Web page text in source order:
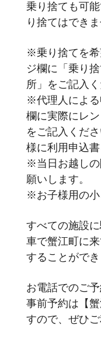
乗り捨ても可
り捨てはできま
※乗り捨てを希
ジ欄に「乗り
所」をご記入く
※代理人による
欄に実際にレ
をご記入くだ
様に利用申込
※当日お越しの
願いします。
※お子様用の小
すべての施設
車で蟹江町に
することができ
お電話でのご予
事前予約は【
すので、ぜひご